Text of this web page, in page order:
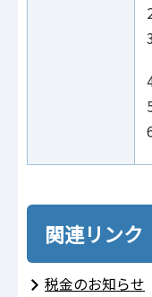
関連リンク
税金のお知らせ